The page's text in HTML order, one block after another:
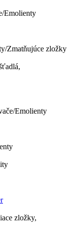
Emolienty
Zmatňujúce zložky
Emolienty
zložky,